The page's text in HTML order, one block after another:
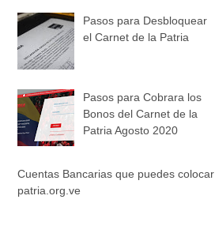
Pasos para Desbloquear
el Carnet de la Patria
Pasos para Cobrara los
Bonos del Carnet de la
Patria Agosto 2020
Cuentas Bancarias que puedes colocar
patria.org.ve